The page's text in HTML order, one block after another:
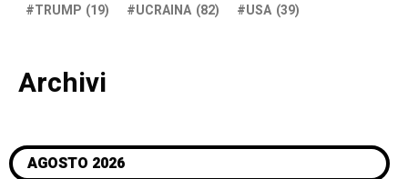
TRUMP (19) UCRAINA (82) USA (39)
Archivi
AGOSTO 2026